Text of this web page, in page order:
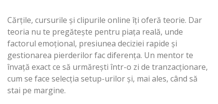
Cărțile, cursurile și clipurile online îți oferă teorie. Dar
teoria nu te pregătește pentru piața reală, unde
factorul emoțional, presiunea deciziei rapide și
gestionarea pierderilor fac diferența. Un mentor te
învață exact ce să urmărești într-o zi de tranzacționare,
cum se face selecția setup-urilor și, mai ales, când să
stai pe margine.